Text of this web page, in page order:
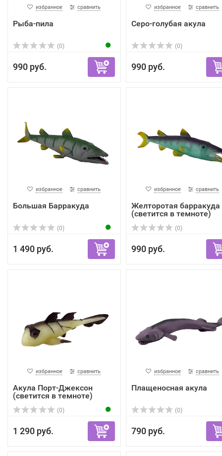
избранное сравнить
Рыба-пила
(0)
990 руб.
избранное сравнить
Серо-голубая акула
(0)
990 руб.
избранное сравнить
Большая Барракуда
(0)
1 490 руб.
избранное сравнить
Желторотая барракуда
(светится в темноте)
(0)
990 руб.
избранное сравнить
Акула Порт-Джексон
(светится в темноте)
(0)
1 290 руб.
избранное сравнить
Плащеносная акула
(0)
790 руб.